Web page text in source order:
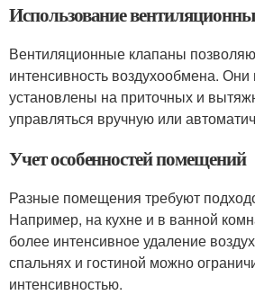
Использование
Вентиляционные клапаны
интенсивность воздухообмена. Они
установлены на приточных и
управляться вручную или
Учет особенностей помещений
Разные помещения требуют
Например, на кухне и в ванной
более интенсивное удаление
спальнях и гостиной можно
интенсивностью.